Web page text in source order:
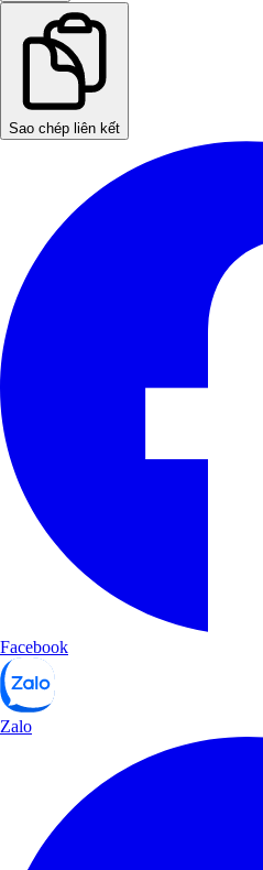
Sao chép liên kết
Facebook
Zalo